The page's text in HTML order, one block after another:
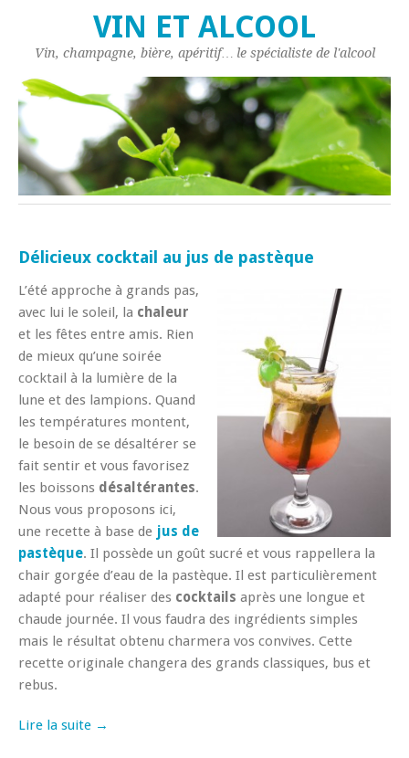
VIN ET ALCOOL
Vin, champagne, bière, apéritif… le spécialiste de l'alcool
Délicieux cocktail au jus de pastèque
L’été approche à grands pas,
avec lui le soleil, la chaleur
et les fêtes entre amis. Rien
de mieux qu’une soirée
cocktail à la lumière de la
lune et des lampions. Quand
les températures montent,
le besoin de se désaltérer se
fait sentir et vous favorisez
les boissons désaltérantes.
Nous vous proposons ici,
une recette à base de jus de
pastèque. Il possède un goût sucré et vous rappellera la
chair gorgée d’eau de la pastèque. Il est particulièrement
adapté pour réaliser des cocktails après une longue et
chaude journée. Il vous faudra des ingrédients simples
mais le résultat obtenu charmera vos convives. Cette
recette originale changera des grands classiques, bus et
rebus.
Lire la suite →